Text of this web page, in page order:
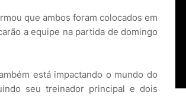
que ambos foram colocados em
a equipe na partida de domingo
está impactando o mundo do
seu treinador principal e dois